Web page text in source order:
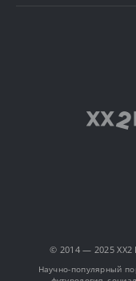
© 2014 — 2025
Научно-популярный